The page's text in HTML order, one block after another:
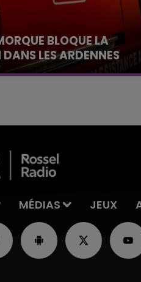
BLOQUE LA
LES ARDENNES
s'est déclaré ce
MÉDIAS JEUX